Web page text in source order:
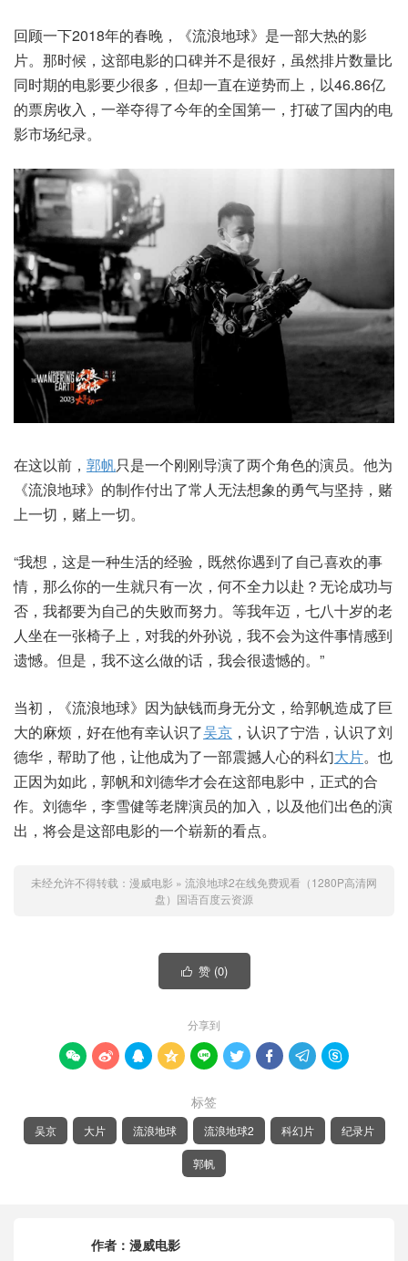
回顾一下2018年的春晚，《流浪地球》是一部大热的影
片。那时候，这部电影的口碑并不是很好，虽然排片数量比
同时期的电影要少很多，但却一直在逆势而上，以46.86亿
的票房收入，一举夺得了今年的全国第一，打破了国内的电
影市场纪录。
在这以前， 郭帆只是一个刚刚导演了两个角色的演员。他为
《流浪地球》的制作付出了常人无法想象的勇气与坚持，赌
上一切，赌上一切。
“我想，这是一种生活的经验，既然你遇到了自己喜欢的事
情，那么你的一生就只有一次，何不全力以赴？无论成功与
否，我都要为自己的失败而努力。等我年迈，七八十岁的老
人坐在一张椅子上，对我的外孙说，我不会为这件事情感到
遗憾。但是，我不这么做的话，我会很遗憾的。”
当初，《流浪地球》因为缺钱而身无分文，给郭帆造成了巨
大的麻烦，好在他有幸认识了吴京 ，认识了宁浩，认识了刘
德华，帮助了他，让他成为了一部震撼人心的科幻大片。也
正因为如此，郭帆和刘德华才会在这部电影中，正式的合
作。刘德华，李雪健等老牌演员的加入，以及他们出色的演
出，将会是这部电影的一个崭新的看点。
未经允许不得转载： 漫威电影 » 流浪地球2在线免费观看（1280P高清网
盘）国语百度云资源
 赞 (0)
分享到
        
标签
吴京 大片 流浪地球 流浪地球2 科幻片 纪录片
郭帆
作者： 漫威电影